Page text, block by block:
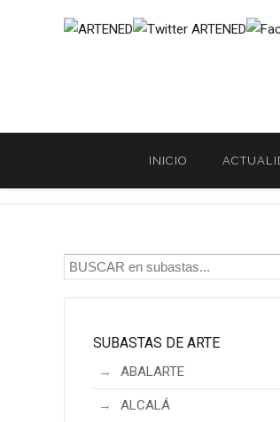
INICIO
SUBASTAS DE ARTE
ABALARTE
ALCALÁ